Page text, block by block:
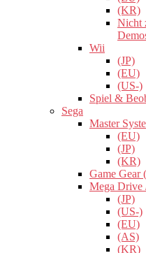
(KR)
Nicht
Wii
(JP)
(EU)
(US-)
Spiel &
Sega
Master
(EU)
(JP)
(KR)
Game
Mega Drive
(JP)
(US-)
(EU)
(AS)
(KR)